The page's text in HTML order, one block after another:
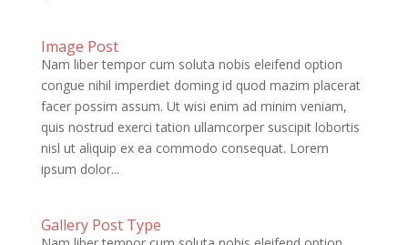
Image Post
Nam liber tempor cum soluta nobis eleifend option
congue nihil imperdiet doming id quod mazim placerat
facer possim assum. Ut wisi enim ad minim veniam,
quis nostrud exerci tation ullamcorper suscipit lobortis
nisl ut aliquip ex ea commodo consequat. Lorem
ipsum dolor...
Gallery Post Type